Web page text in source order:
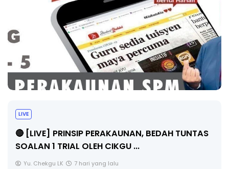
LIVE
🔴 [LIVE] PRINSIP PERAKAUNAN, BEDAH TUNTAS
SOALAN 1 TRIAL OLEH CIKGU ...
Yu. Chekgu LK 7 hari yang lalu